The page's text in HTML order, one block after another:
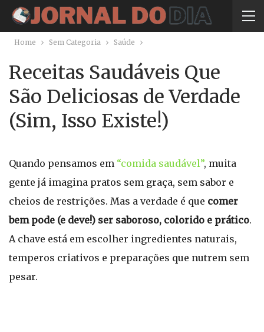
Home Sem Categoria Saúde
Receitas Saudáveis Que
São Deliciosas de Verdade
(Sim, Isso Existe!)
Quando pensamos em “comida saudável”, muita
gente já imagina pratos sem graça, sem sabor e
cheios de restrições. Mas a verdade é que comer
bem pode (e deve!) ser saboroso, colorido e prático.
A chave está em escolher ingredientes naturais,
temperos criativos e preparações que nutrem sem
pesar.